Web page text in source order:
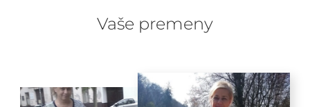
Vaše premeny